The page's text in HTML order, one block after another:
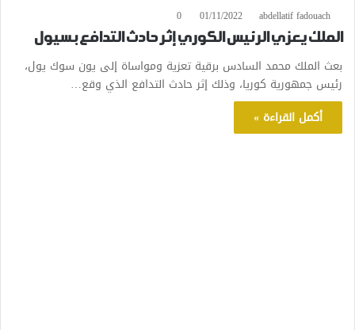
abdellatif fadouach
01/11/2022
0
الملك يعزي الرئيس الكوري إثر حادث التدافع بسيول
بعث الملك محمد السادس برقية تعزية ومواساة إلى يون سوك يول،
رئيس جمهورية كوريا، وذلك إثر حادث التدافع الذي وقع…
أكمل القراءة »